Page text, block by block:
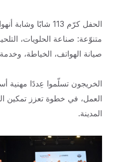
الحفل كرّم 113 شابًا
متنوّعة: صناعة الحلويات،
صيانة الهواتف، الخياطة،
الخريجون تسلّموا عِددًا مهنية
العمل، في خطوة تعزز تمكين
المدينة.